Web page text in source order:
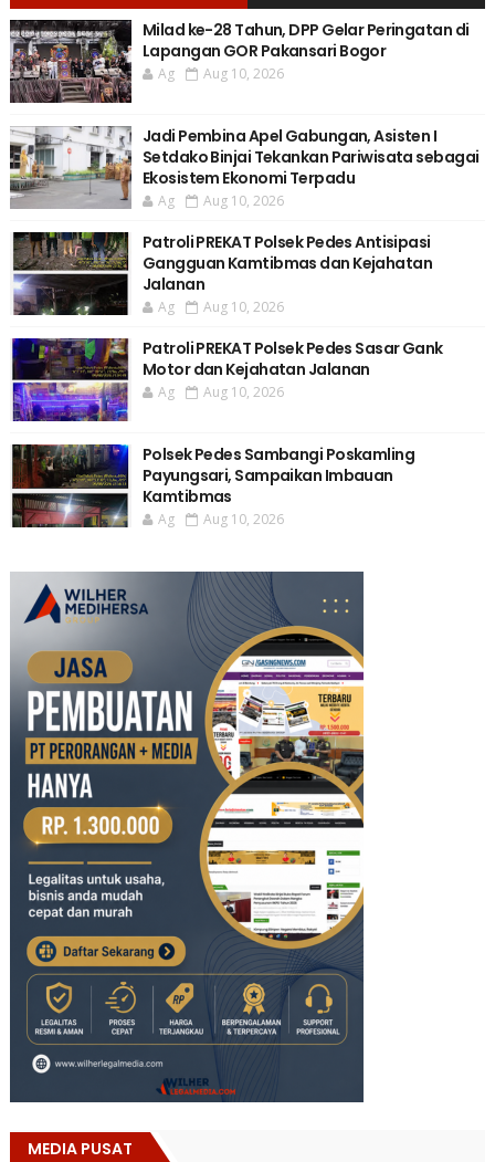
Milad ke-28 Tahun, DPP Gelar Peringatan di
Lapangan GOR Pakansari Bogor
Ag Aug 10, 2026
Jadi Pembina Apel Gabungan, Asisten I
Setdako Binjai Tekankan Pariwisata sebagai
Ekosistem Ekonomi Terpadu
Ag Aug 10, 2026
Patroli PREKAT Polsek Pedes Antisipasi
Gangguan Kamtibmas dan Kejahatan
Jalanan
Ag Aug 10, 2026
Patroli PREKAT Polsek Pedes Sasar Gank
Motor dan Kejahatan Jalanan
Ag Aug 10, 2026
Polsek Pedes Sambangi Poskamling
Payungsari, Sampaikan Imbauan
Kamtibmas
Ag Aug 10, 2026
MEDIA PUSAT